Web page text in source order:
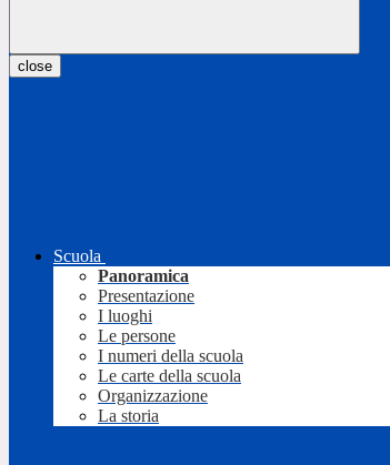
close
Scuola
Panoramica
Presentazione
I luoghi
Le persone
I numeri della scuola
Le carte della scuola
Organizzazione
La storia